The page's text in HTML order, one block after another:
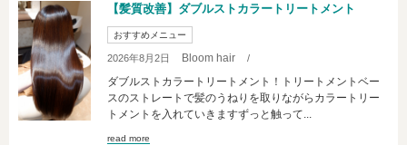
【髪質改善】ダブルストカラートリートメント
おすすめメニュー
2026年8月2日 Bloom hair /
ダブルストカラートリートメント！トリートメントベー
スのストレートで髪のうねりを取りながらカラートリー
トメントを入れていきますずっと触って...
read more